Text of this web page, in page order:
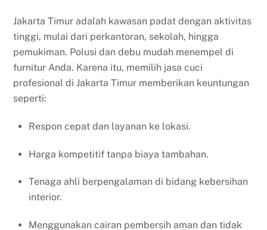
Jakarta Timur adalah kawasan padat dengan aktivitas
tinggi, mulai dari perkantoran, sekolah, hingga
pemukiman. Polusi dan debu mudah menempel di
furnitur Anda. Karena itu, memilih jasa cuci
profesional di Jakarta Timur memberikan keuntungan
seperti:
Respon cepat dan layanan ke lokasi.
Harga kompetitif tanpa biaya tambahan.
Tenaga ahli berpengalaman di bidang kebersihan
interior.
Menggunakan cairan pembersih aman dan tidak